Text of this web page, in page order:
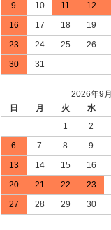
9
10 11 12
16
17 18 19
23
24 25 26
30
31
2026年9月
日
月 火 水
1
2
6
7 8 9
13
14 15 16
20
21 22 23
27
28 29 30